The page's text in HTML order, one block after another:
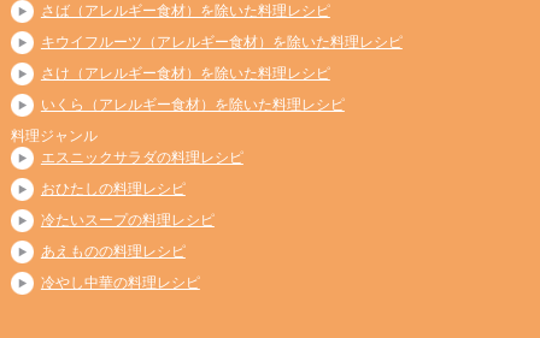
さば（アレルギー食材）を除いた料理レシピ
キウイフルーツ（アレルギー食材）を除いた料理レシピ
さけ（アレルギー食材）を除いた料理レシピ
いくら（アレルギー食材）を除いた料理レシピ
料理ジャンル
エスニックサラダの料理レシピ
おひたしの料理レシピ
冷たいスープの料理レシピ
あえものの料理レシピ
冷やし中華の料理レシピ